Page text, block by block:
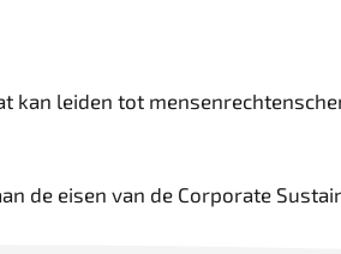
kan leiden tot
de eisen van de Corporate